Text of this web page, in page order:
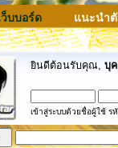
บบอร์ด แนะนำ
ยินดีต้อนรับคุณ, บุ
เข้าสู่ระบบด้วยชื่อผู้ใช้ ร